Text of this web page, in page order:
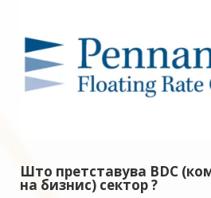
Што претставува BDC
на бизнис) сектор ?